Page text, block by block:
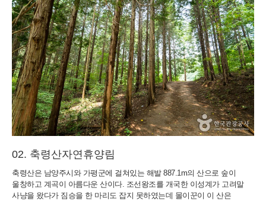
축령산자연휴양림
축령산은 남양주시와 가평군에 걸쳐있는 해발 887.1m의 산으로 숲이
울창하고 계곡이 아름다운 산이다. 조선왕조를 개국한 이성계가 고려말
사냥을 왔다가 짐승을 한 마리도 잡지 못하였는데 몰이꾼이 이 산은